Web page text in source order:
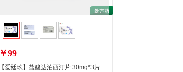
￥99
【爱廷玖】盐酸达泊西汀片 30mg*3片